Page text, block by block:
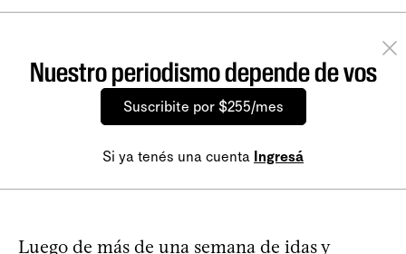
Nuestro periodismo depende de vos
Suscribite por $255/mes
Si ya tenés una cuenta Ingresá
Luego de más de una semana de idas y